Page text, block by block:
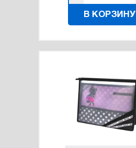
В КОРЗИНУ